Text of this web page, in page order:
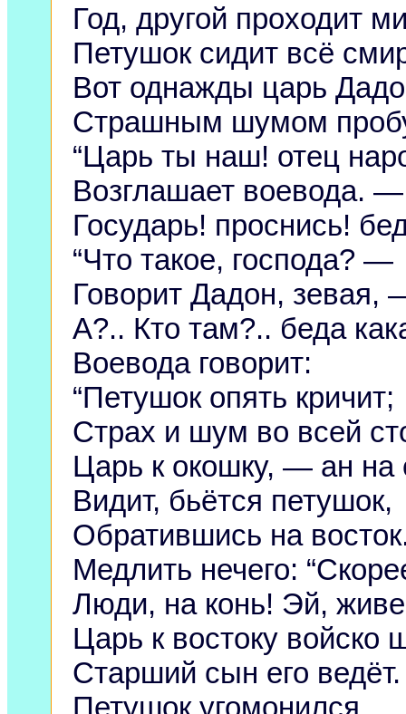
Год, другой проходит
Петушок сидит всё
Вот однажды царь
Страшным шумом
“Царь ты наш! отец
Возглашает воевода. —
Государь! проснись!
“Что такое, господа? —
Говорит Дадон, зевая,
А?.. Кто там?.. беда
Воевода говорит:
“Петушок опять кричит;
Страх и шум во всей
Царь к окошку, — ан на
Видит, бьётся петушок,
Обратившись на
Медлить нечего:
Люди, на конь! Эй,
Царь к востоку войско
Старший сын его ведёт.
Петушок угомонился,